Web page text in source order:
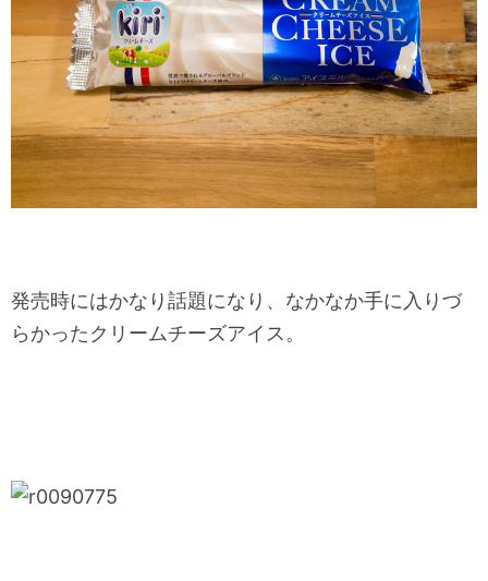
発売時にはかなり話題になり、なかなか手に入りづ
らかったクリームチーズアイス。